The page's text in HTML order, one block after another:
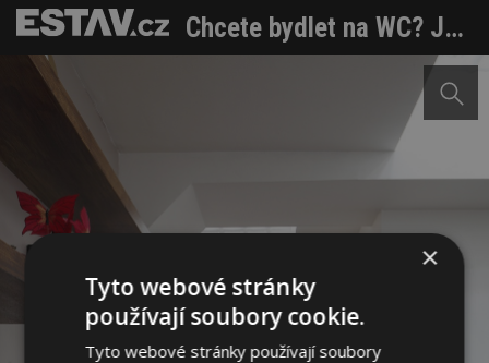
Chcete bydlet na WC? Jak se změnil veřejný záchod v podzemí k nepoznání
×
Tyto webové stránky
používají soubory cookie.
Tyto webové stránky používají soubory